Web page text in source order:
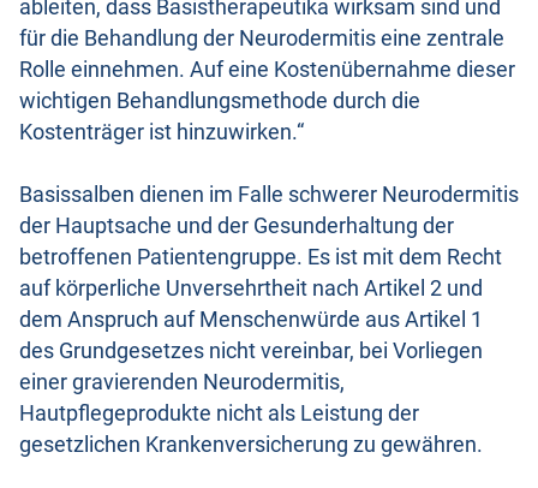
ableiten, dass Basistherapeutika wirksam sind und
für die Behandlung der Neurodermitis eine zentrale
Rolle einnehmen. Auf eine Kostenübernahme dieser
wichtigen Behandlungsmethode durch die
Kostenträger ist hinzuwirken.“
Basissalben dienen im Falle schwerer Neurodermitis
der Hauptsache und der Gesunderhaltung der
betroffenen Patientengruppe. Es ist mit dem Recht
auf körperliche Unversehrtheit nach Artikel 2 und
dem Anspruch auf Menschenwürde aus Artikel 1
des Grundgesetzes nicht vereinbar, bei Vorliegen
einer gravierenden Neurodermitis,
Hautpflegeprodukte nicht als Leistung der
gesetzlichen Krankenversicherung zu gewähren.